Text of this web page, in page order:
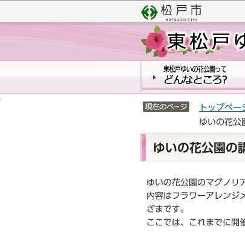
ジ
頭
ニ
こ
サイトメニューここまで
トップペー
ゆいの花公
本
こ
か
ら
ゆいの花公園の
ゆいの花公園のマグノリ
内容はフラワーアレンジ
ざまです。
ここでは、これまでに開